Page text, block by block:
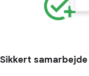
Sikkert